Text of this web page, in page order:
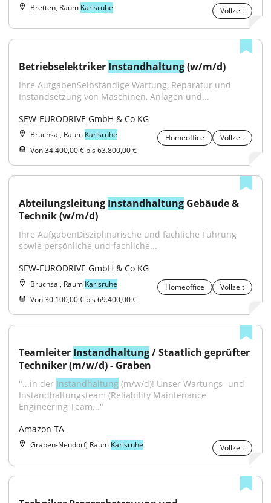
Bretten, Raum Karlsruhe Vollzeit
Betriebselektriker Instandhaltung (w/m/d)
Ihre AufgabenSelbständige Wartung, Reparatur und
Instandsetzung von Maschinen, Anlagen und...
SEW-EURODRIVE GmbH & Co KG
Bruchsal, Raum Karlsruhe Homeoffice
Vollzeit
Von 34.400,00 € bis 63.800,00 €
Abteilungsleitung Instandhaltung Gebäude &
Technik (w/m/d)
Ihre AufgabenDisziplinarische und fachliche Führung
sowie persönliche und fachliche...
SEW-EURODRIVE GmbH & Co KG
Bruchsal, Raum Karlsruhe Homeoffice
Vollzeit
Von 30.100,00 € bis 69.400,00 €
Teamleiter Instandhaltung / Staatlich geprüfter
Techniker (m/w/d) - Graben
"...in der Instandhaltung (m/w/d)! Unser Wartungs- und
Instandhaltungsteam (Reliability Maintenance
Engineering Team..."
Amazon TA
Graben-Neudorf, Raum Karlsruhe Vollzeit